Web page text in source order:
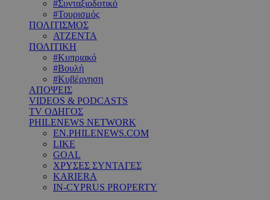
#Συνταξιοδοτικό
#Τουρισμός
ΠΟΛΙΤΙΣΜΟΣ
ΑΤΖΕΝΤΑ
ΠΟΛΙΤΙΚΗ
#Κυπριακό
#Βουλή
#Κυβέρνηση
ΑΠΟΨΕΙΣ
VIDEOS & PODCASTS
TV ΟΔΗΓΟΣ
PHILENEWS NETWORK
EN.PHILENEWS.COM
LIKE
GOAL
ΧΡΥΣΕΣ ΣΥΝΤΑΓΕΣ
KARIERA
IN-CYPRUS PROPERTY